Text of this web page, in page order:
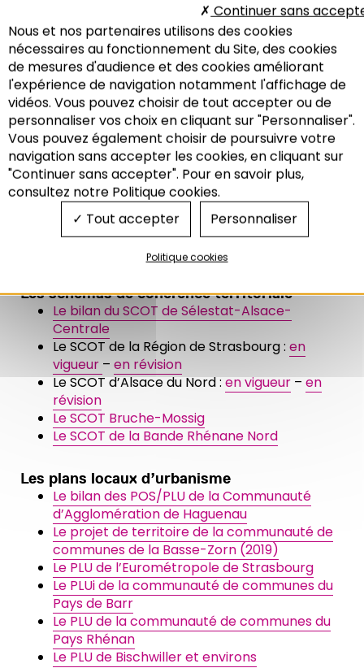
Recherche
Les schémas de cohérence territoriale
Le bilan du SCOT de Sélestat-Alsace-
Centrale
Le SCOT de la Région de Strasbourg : en
vigueur – en révision
Le SCOT d’Alsace du Nord :en vigueur–en
révision
Le SCOT Bruche-Mossig
Le SCOT de la Bande Rhénane Nord
Les plans locaux d’urbanisme
Le bilan des POS/PLU de la Communauté
d’Agglomération de Haguenau
Le projet de territoire de la communauté de
communes de la Basse-Zorn (2019)
Le PLU de l’Eurométropole de Strasbourg
Le PLUi de la communauté de communes du
Pays de Barr
Le PLU de la communauté de communes du
Pays Rhénan
Le PLU de Bischwiller et environs
Nous et nos partenaires utilisons des cookies
nécessaires au fonctionnement du Site, des cookies
de mesures d'audience et des cookies améliorant
l'expérience de navigation notamment l'affichage de
vidéos. Vous pouvez choisir de tout accepter ou de
personnaliser vos choix en cliquant sur "Personnaliser".
Vous pouvez également choisir de poursuivre votre
navigation sans accepter les cookies, en cliquant sur
"Continuer sans accepter". Pour en savoir plus,
consultez notre Politique cookies.
Tout accepter
Continuer sans
Personnaliser
Politique cookies